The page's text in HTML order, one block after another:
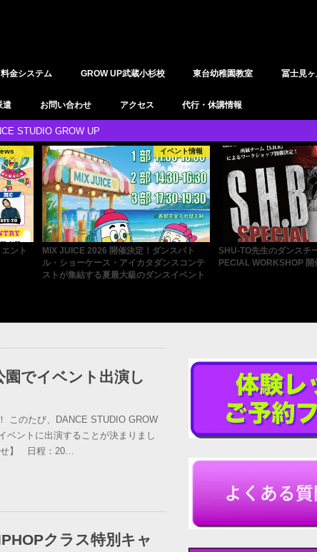
料金システム
ンタルスタジオ
GROW UP武蔵小杉校 東台幼稚園教室 冨士見
遣 お問い合わせ アクセス 代行・休講情報
STUDIO GROW UP
ト情報
ト
ンテ
news
SHU-TO先生のダンスチームS.H.Bの
PECIAL WORKSHOP 開催決定！
通算会員数1,000名突破
始
園でイベント出演し
このたび、DANCE STUDIO GROW
ベントに出演することが決まりまし
せ】 日程：20…
クラス特別キャ